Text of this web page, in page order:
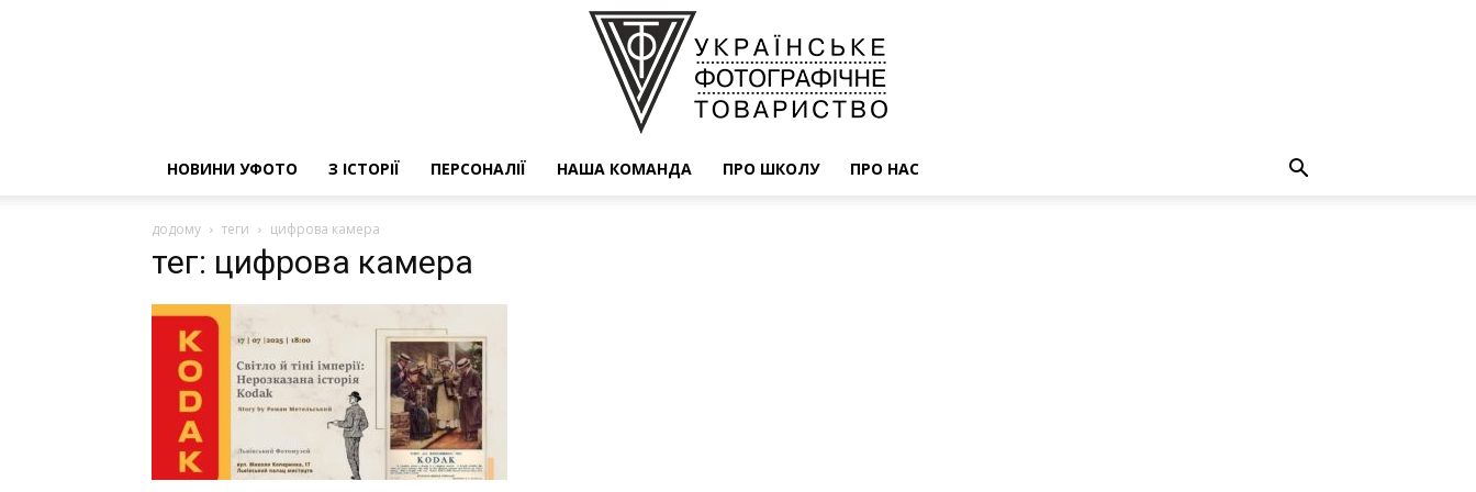
НОВИНИ УФОТО З ІСТОРІЇ ПЕРСОНАЛІЇ НАША КОМАНДА ПРО ШКОЛУ ПРО НАС
додому теги цифрова камера
тег: цифрова камера